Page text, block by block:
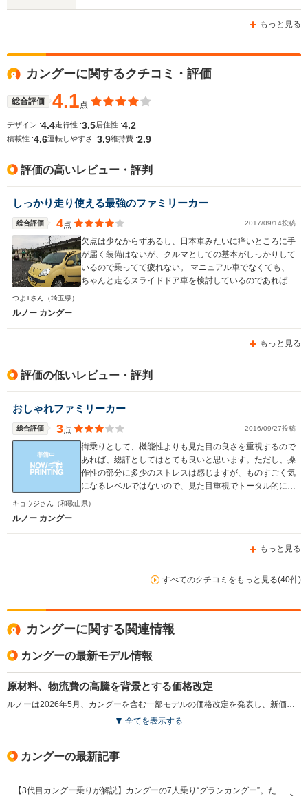
WLTCモード
燃費
14.7km/L
└市街地:11.7km/L
└郊外:15.0km/L
└高速道路:16.4km/L
もっと見る
カングーに関するクチコミ・評価
総合評価 4.1点
デザイン :4.4走行性 :3.5 居住性 :4.2
積載性 :4.6運転しやすさ :3.9維持費 :2.9
評価の高いレビュー・評判
しっかり走り使える最強のファミリーカー
総合評価 4点 2017/09/14投稿
欠点は少なからずあるし、日本車みたいに痒いところに手
が届く装備はないが、クルマとしての基本がしっかりして
いるので乗ってて疲れない。 マニュアル車でなくても、
ちゃんと走るスライドドア車を検討しているのであれば、
つよTさん （埼玉県）
ルノー カングー
もっと見る
評価の低いレビュー・評判
おしゃれファミリーカー
総合評価 3点 2016/09/27投稿
街乗りとして、機能性よりも見た目の良さを重視するので
あれば、総評としてはとても良いと思います。ただし、操
作性の部分に多少のストレスは感じますが、ものすごく気
になるレベルではないので、見た目重視でトータル的に良
いと思います。社内での設備に関しては、充実感は国産の
しむことはできるので、自分としては、車に対しては機能
も重要ですが、1つの住まいとしてとらえたときには、目
に入ってくる色や、雰囲気に拘りたいので、総評としては
キョウジさん （和歌山県）
ルノー カングー
もっと見る
すべてのクチコミをもっと見る(40件)
カングーに関する関連情報
カングーの最新モデル情報
原材料、物流費の高騰を背景とする価格改定
全てを表示する
カングーの最新記事
【3代目カングー乗りが解説】カングーの7人乗り“グランカングー”。た